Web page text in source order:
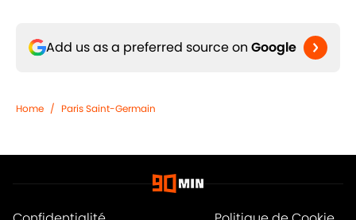
Add us as a preferred source on Google
Home / Paris Saint-Germain